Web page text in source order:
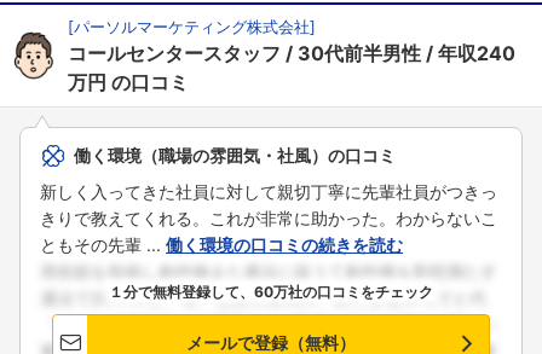
[パーソルマーケティング株式会社]
コールセンタースタッフ 30代前半男性
年収240
万円 の口コミ
働く環境（職場の雰囲気・社風）の口コミ
新しく入ってきた社員に対して親切丁寧に先輩社員がつきっ
きりで教えてくれる。これが非常に助かった。わからないこ
ともその先輩 ... 働く環境の口コミの続きを読む
１分で無料登録して、60万社の口コミをチェック
メールで登録（無料）